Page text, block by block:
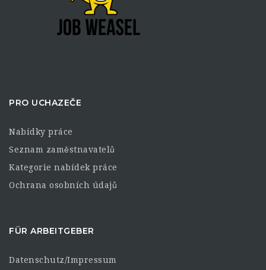
PRO UCHAZEČE
Nabídky práce
Seznam zaměstnavatelů
Kategorie nabídek práce
Ochrana osobních údajů
FÜR ARBEITGEBER
Datenschutz/Impressum